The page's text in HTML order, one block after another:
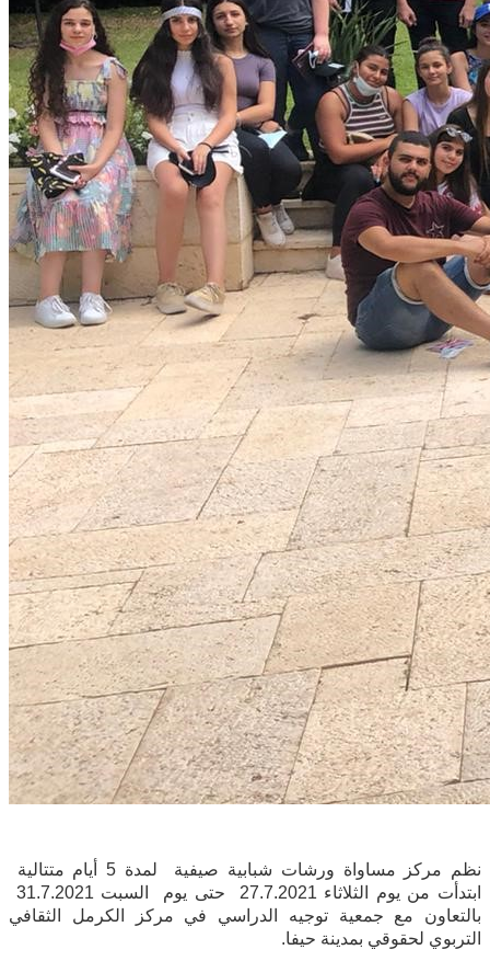
نظم مركز مساواة ورشات شبابية صيفية لمدة 5 أيام متتالية
بالتعاون مع جمعية توجيه الدراسي في مركز الكرمل الثقافي
التربوي لحقوقي بمدينة حيفا.